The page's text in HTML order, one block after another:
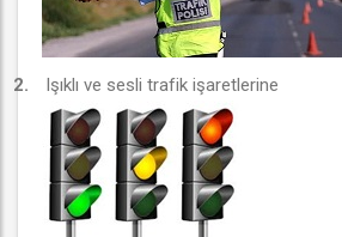
2. Işıklı ve sesli trafik işaretlerine